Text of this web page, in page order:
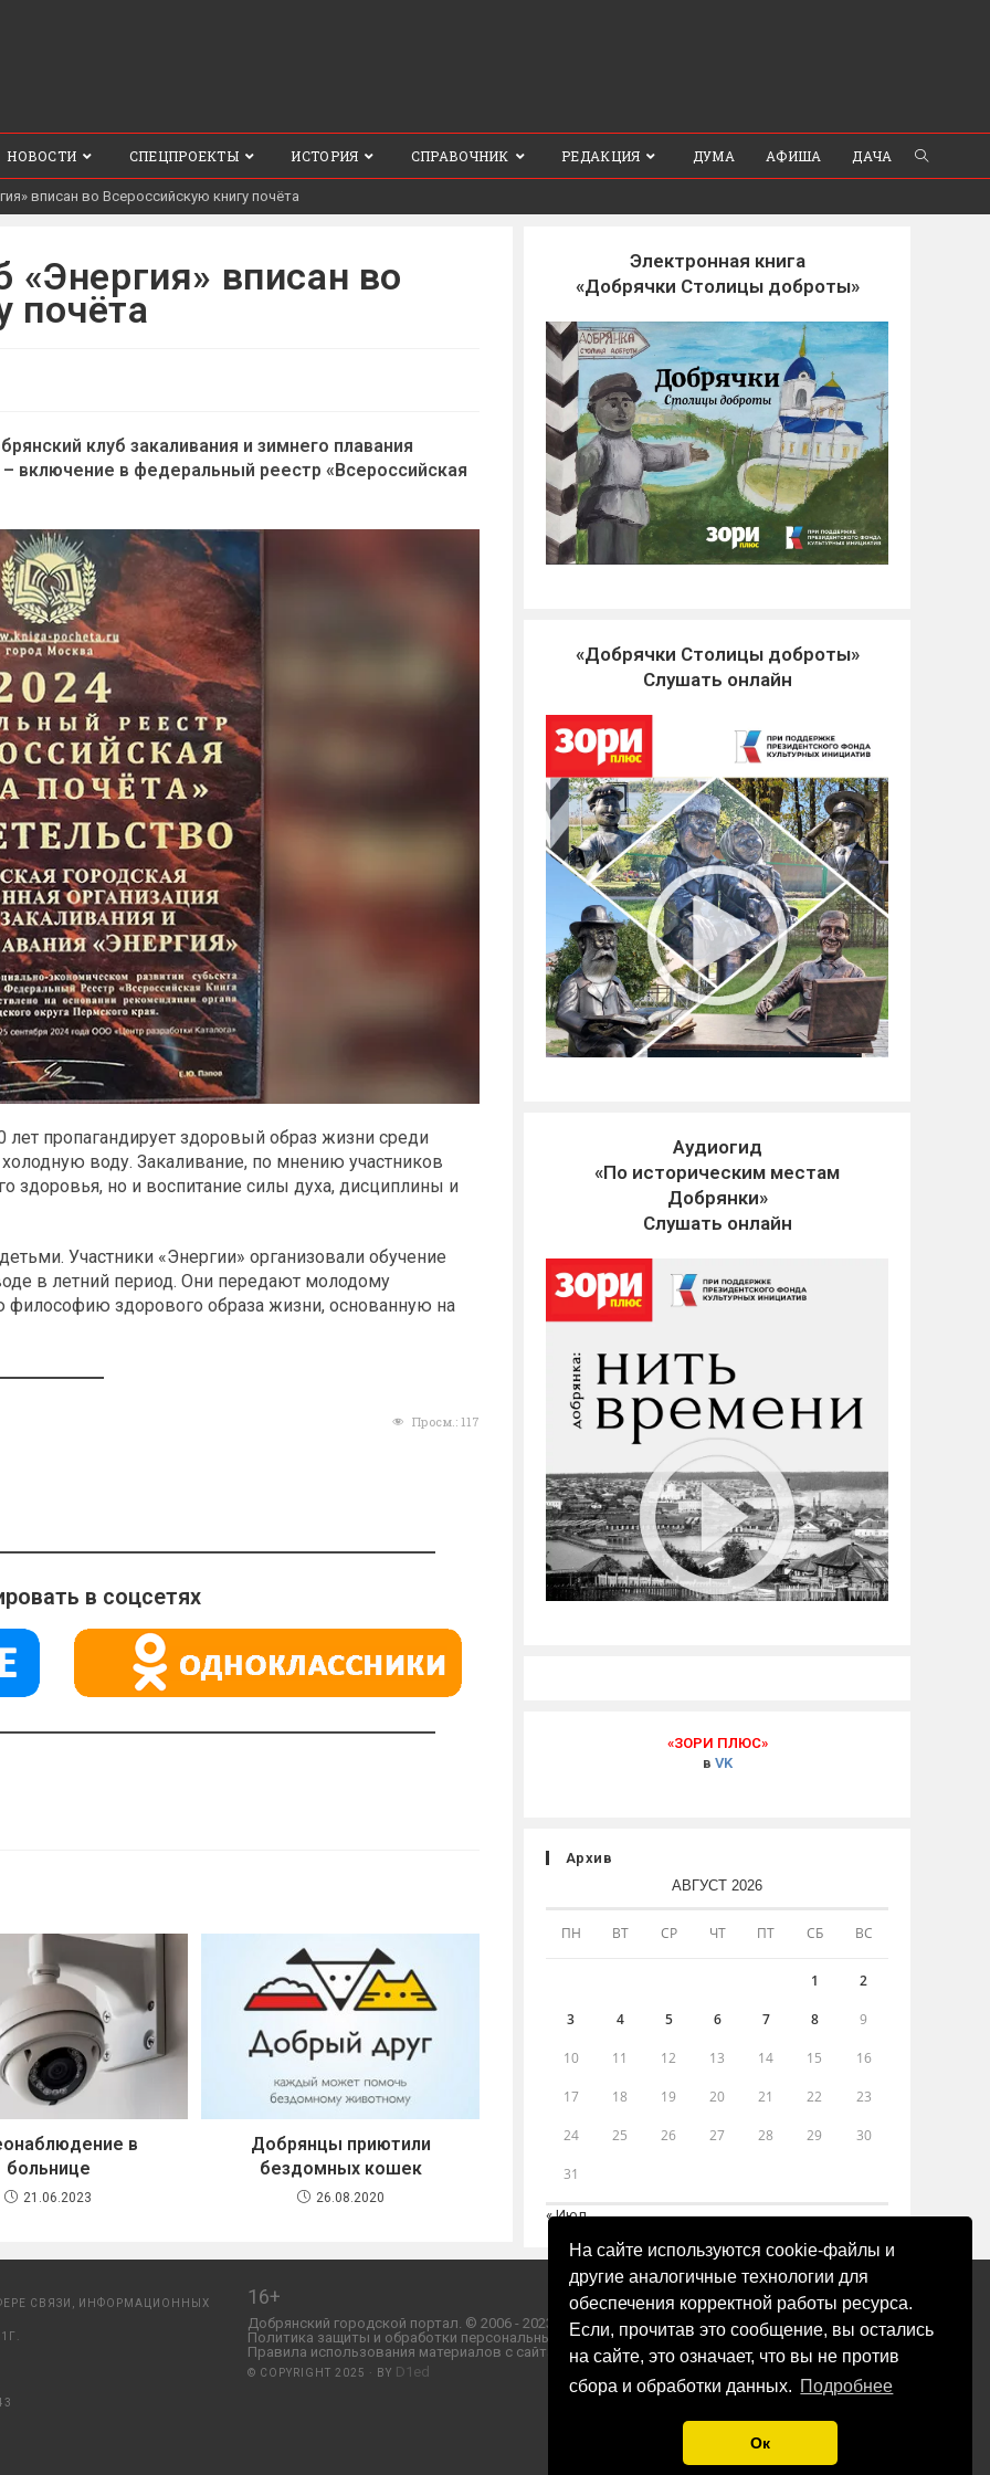
На сайте используются cookie-файлы и
другие аналогичные технологии для
обеспечения корректной работы ресурса.
Если, прочитав это сообщение, вы остались
на сайте, это означает, что вы не против
сбора и обработки данных. Подробнее
Ок
НОВОСТИ СПЕЦПРОЕКТЫ ИСТОРИЯ СПРАВОЧНИК РЕДАКЦИЯ ДУМА АФИША ДАЧА
вписан во Всероссийскую книгу почёта
«Энергия» вписан во
почёта
клуб закаливания и зимнего плавания
включение в федеральный реестр «Всероссийская
лет пропагандирует здоровый образ жизни среди
воду. Закаливание, по мнению участников
здоровья, но и воспитание силы духа, дисциплины и
Участники «Энергии» организовали обучение
в летний период. Они передают молодому
здорового образа жизни, основанную на
Просм.: 117
в соцсетях
в
больнице
21.06.2023
Добрянцы приютили
бездомных кошек
26.08.2020
Электронная книга
«Добрячки Столицы доброты»
«Добрячки Столицы доброты»
Слушать онлайн
Аудиогид
«По историческим местам
Добрянки»
Слушать онлайн
«ЗОРИ ПЛЮС»
в VK
Архив
АВГУСТ 2026
ПН ВТ СР ЧТ ПТ СБ ВС
1 2
3 4 5 6 7 8 9
10 11 12 13 14 15 16
17 18 19 20 21 22 23
24 25 26 27 28 29 30
31
« Июл
СВЯЗИ, ИНФОРМАЦИОННЫХ
16+
Добрянский городской портал. © 2006 - 2023 ООО «Пресса-Том».
Политика защиты и обработки персональных данных ООО «Пресса-Том».
Правила использования материалов с сайта «ЗОРИ ПЛЮС».
© COPYRIGHT 2025 · BY D1ed